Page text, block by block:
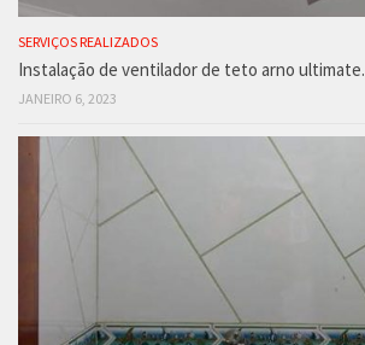
SERVIÇOS REALIZADOS
Instalação de ventilador de teto arno ultimate.
JANEIRO 6, 2023